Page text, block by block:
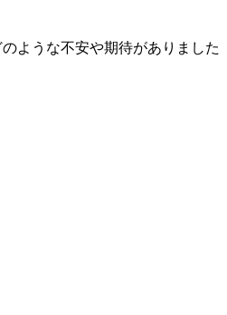
ような不安や期待がありました